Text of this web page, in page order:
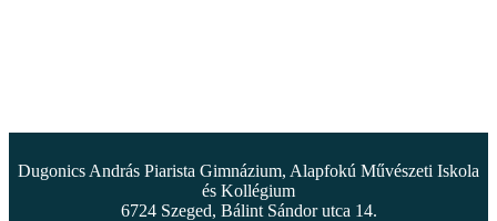
Dugonics András Piarista Gimnázium, Alapfokú Művészeti Iskola
és Kollégium
6724 Szeged, Bálint Sándor utca 14.